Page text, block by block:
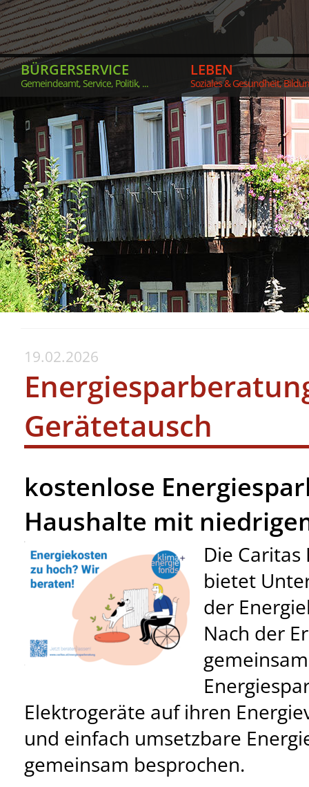
BÜRGERSERVICE
Gemeindeamt, Service, Politik, ...
LEBEN
Soziales & Gesundheit,
19.02.2026
Gerätetausch
kostenlose
Haushalte mit
Die
bietet
der
Nach der
Elektrogeräte auf ihren
und einfach umsetzbare
gemeinsam besprochen.